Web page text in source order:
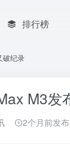
排行榜
破纪录
M3发
2个月前发布